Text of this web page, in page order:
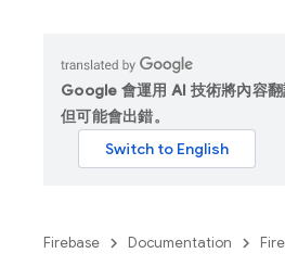
Google 會運用 AI 技術將內容翻
但可能會出錯。
Firebase Documentation